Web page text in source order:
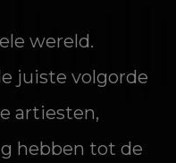
wereld.
juiste volgorde
artiesten,
hebben tot de